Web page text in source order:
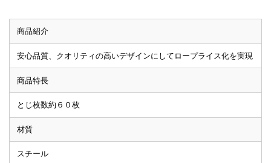
商品紹介
安心品質、クオリティの高いデザインにしてロープライス化を実現
商品特長
とじ枚数約６０枚
材質
スチール